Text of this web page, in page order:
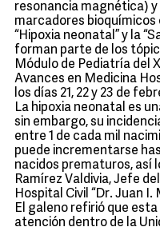
resonancia magnética)
marcadores bioquímicos
“Hipoxia neonatal” y la
forman parte de los
Módulo de Pediatría del
Avances en Medicina
los días 21, 22 y 23 de
La hipoxia neonatal es
sin embargo, su
entre 1 de cada mil
puede incrementarse
nacidos prematuros, así
Ramírez Valdivia, Jefe
Hospital Civil “Dr. Juan I.
El galeno refirió que
atención dentro de la